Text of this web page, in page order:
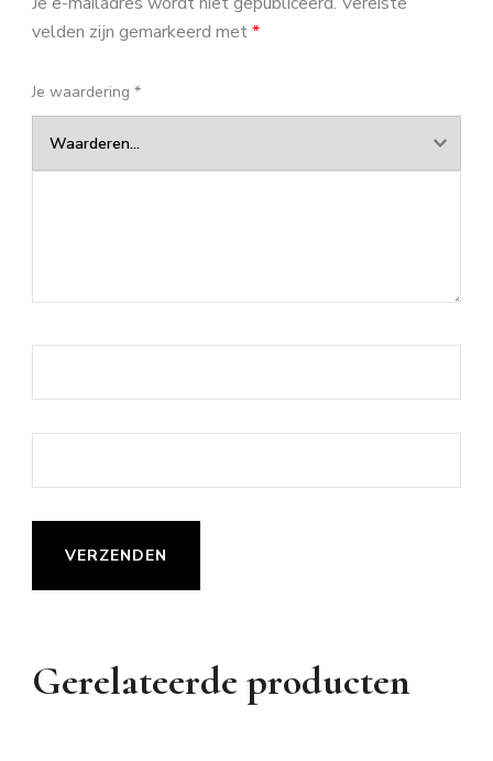
velden zijn gemarkeerd met*
Je waardering *
Gerelateerde producten